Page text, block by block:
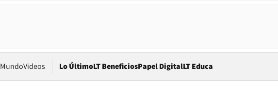
MundoVideos Lo ÚltimoLT BeneficiosPapel DigitalOpens in new window
LT Educa